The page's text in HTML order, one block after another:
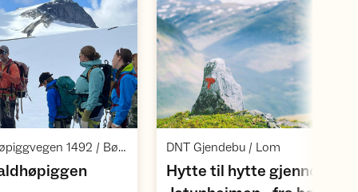
Åpne aktivitet
Juvasshytta / Galdhøpiggvegen 1492 / Bøverdalen
,
Åpne
DNT Gjendebu / Lom
Hytte til hytte gjennom